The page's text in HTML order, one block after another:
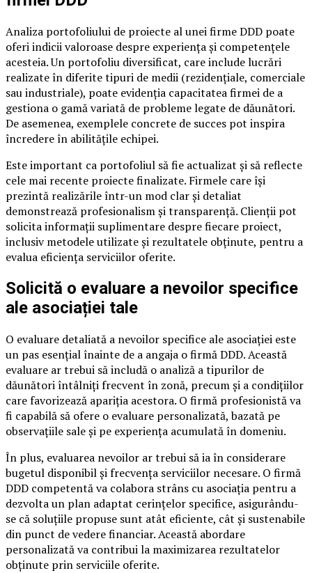
Analiza portofoliului de proiecte al unei firme DDD poate
oferi indicii valoroase despre experiența și competențele
acesteia. Un portofoliu diversificat, care include lucrări
realizate în diferite tipuri de medii (rezidențiale, comerciale
sau industriale), poate evidenția capacitatea firmei de a
gestiona o gamă variată de probleme legate de dăunători.
De asemenea, exemplele concrete de succes pot inspira
încredere în abilitățile echipei.
Este important ca portofoliul să fie actualizat și să reflecte
cele mai recente proiecte finalizate. Firmele care își
prezintă realizările într-un mod clar și detaliat
demonstrează profesionalism și transparență. Clienții pot
solicita informații suplimentare despre fiecare proiect,
inclusiv metodele utilizate și rezultatele obținute, pentru a
evalua eficiența serviciilor oferite.
Solicită o evaluare a nevoilor specifice
ale asociației tale
O evaluare detaliată a nevoilor specifice ale asociației este
un pas esențial înainte de a angaja o firmă DDD. Această
evaluare ar trebui să includă o analiză a tipurilor de
dăunători întâlniți frecvent în zonă, precum și a condițiilor
care favorizează apariția acestora. O firmă profesionistă va
fi capabilă să ofere o evaluare personalizată, bazată pe
observațiile sale și pe experiența acumulată în domeniu.
În plus, evaluarea nevoilor ar trebui să ia în considerare
bugetul disponibil și frecvența serviciilor necesare. O firmă
DDD competentă va colabora strâns cu asociația pentru a
dezvolta un plan adaptat cerințelor specifice, asigurându-
se că soluțiile propuse sunt atât eficiente, cât și sustenabile
din punct de vedere financiar. Această abordare
personalizată va contribui la maximizarea rezultatelor
obținute prin serviciile oferite.